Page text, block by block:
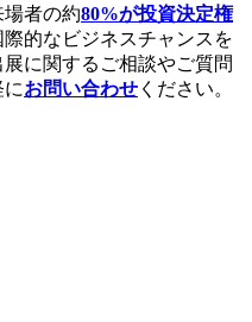
者の約80%が投資決定権
際的なビジネスチャンスを
に関するご相談やご質問
お問い合わせ ください。